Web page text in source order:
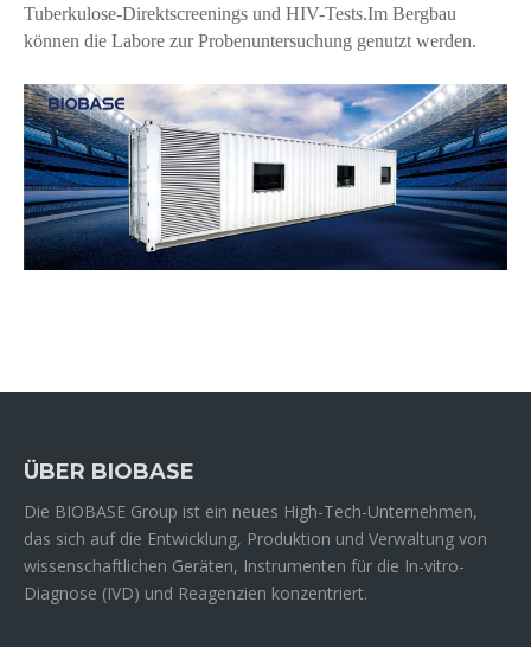
Tuberkulose-Direktscreenings und HIV-Tests.Im Bergbau
können die Labore zur Probenuntersuchung genutzt werden.
ÜBER BIOBASE
Die BIOBASE Group ist ein neues High-Tech-Unternehmen,
das sich auf die Entwicklung, Produktion und Verwaltung von
wissenschaftlichen Geräten, Instrumenten für die In-vitro-
Diagnose (IVD) und Reagenzien konzentriert.